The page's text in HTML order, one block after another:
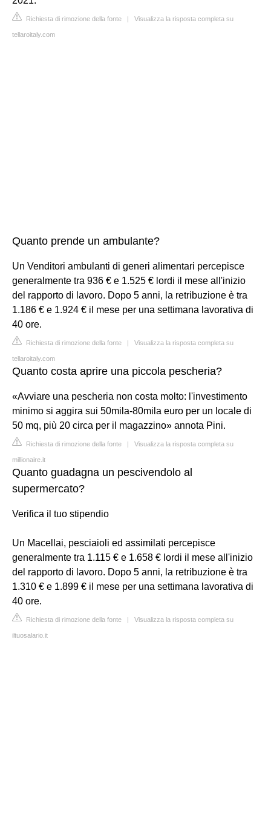
Richiesta di rimozione della fonte | Visualizza la risposta completa su
tellaroitaly.com
Quanto prende un ambulante?
Un Venditori ambulanti di generi alimentari percepisce
generalmente tra 936 € e 1.525 € lordi il mese all'inizio
del rapporto di lavoro. Dopo 5 anni, la retribuzione è tra
1.186 € e 1.924 € il mese per una settimana lavorativa di
40 ore.
Richiesta di rimozione della fonte | Visualizza la risposta completa su
tellaroitaly.com
Quanto costa aprire una piccola pescheria?
«Avviare una pescheria non costa molto: l'investimento
minimo si aggira sui 50mila-80mila euro per un locale di
50 mq, più 20 circa per il magazzino» annota Pini.
Richiesta di rimozione della fonte | Visualizza la risposta completa su
millionaire.it
Quanto guadagna un pescivendolo al
supermercato?
Verifica il tuo stipendio
Un Macellai, pesciaioli ed assimilati percepisce
generalmente tra 1.115 € e 1.658 € lordi il mese all'inizio
del rapporto di lavoro. Dopo 5 anni, la retribuzione è tra
1.310 € e 1.899 € il mese per una settimana lavorativa di
40 ore.
Richiesta di rimozione della fonte | Visualizza la risposta completa su
iltuosalario.it